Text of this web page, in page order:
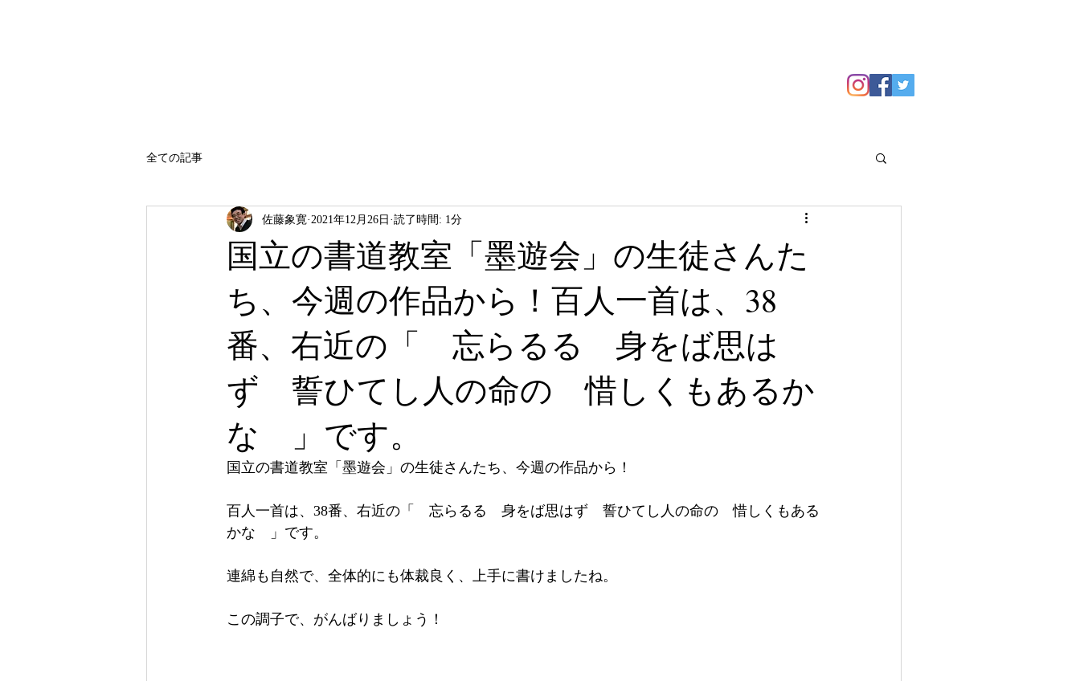
全ての記事
国立の書道教室「墨遊会」の生徒さんた
ち、今週の作品から！百人一首は、38
番、右近の「 忘らるる 身をば思は
ず 誓ひてし人の命の 惜しくもあるか
な 」です。
佐藤象寛 2021年12月26日 読了時間: 1分
国立の書道教室「墨遊会」の生徒さんたち、今週の作品から！
百人一首は、38番、右近の「　忘らるる　身をば思はず　誓ひてし人の命の　惜しくもある
かな　」です。
連綿も自然で、全体的にも体裁良く、上手に書けましたね。
この調子で、がんばりましょう！